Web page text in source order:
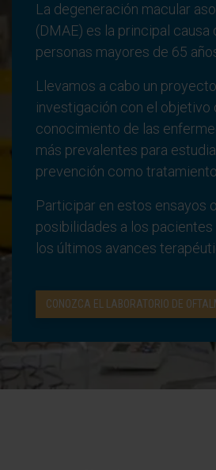
La degeneración macular
(DMAE) es la principal causa
personas mayores de 65
Llevamos a cabo un
investigación con el objetivo
conocimiento de las
más prevalentes para
prevención como tratamiento.
Participar en estos ensayos
posibilidades a los
los últimos avances
CONOZCA EL LABORATORIO DE